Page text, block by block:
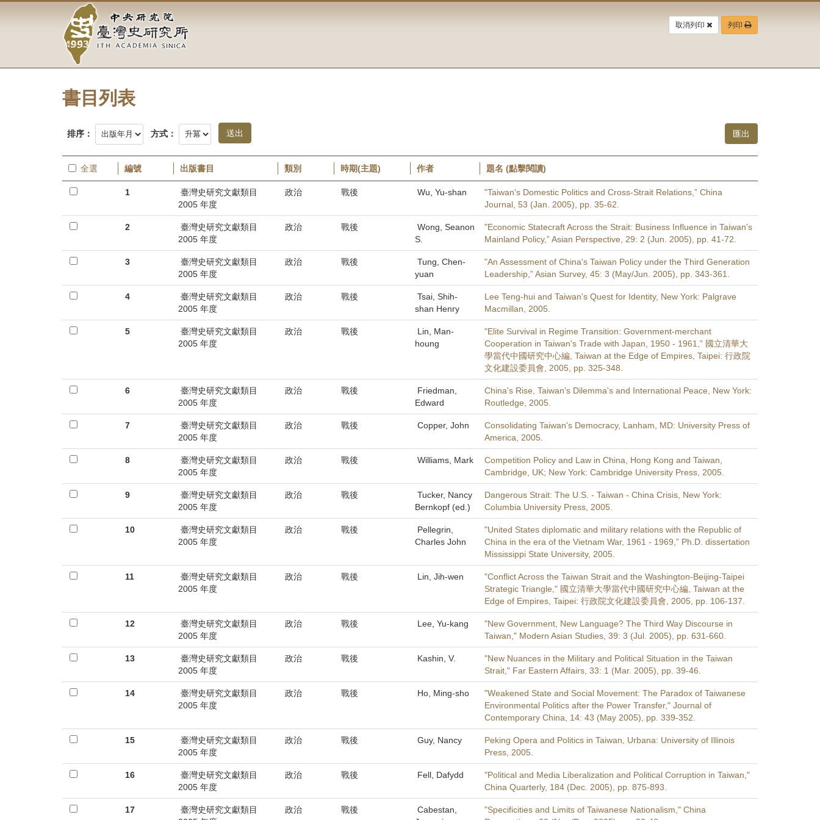
容
中
央
研
究
院-
臺
灣
史
研
究
所-
頁
取消列印 列印
書目列表
排序： 方式：
全選 編號 出版書目 類別 時期(主題) 作者 題名 (點擊閱讀)
1
臺灣史研究文獻類目
2005 年度
政治 戰後 Wu, Yu-shan
"Taiwan's Domestic Politics and Cross-Strait Relations,” China
Journal, 53 (Jan. 2005), pp. 35-62.
2
臺灣史研究文獻類目
2005 年度
政治 戰後
Wong, Seanon
S.
"Economic Statecraft Across the Strait: Business Influence in Taiwan's
Mainland Policy,” Asian Perspective, 29: 2 (Jun. 2005), pp. 41-72.
3
臺灣史研究文獻類目
2005 年度
政治 戰後
Tung, Chen-
yuan
"An Assessment of China's Taiwan Policy under the Third Generation
Leadership,” Asian Survey, 45: 3 (May/Jun. 2005), pp. 343-361.
4
臺灣史研究文獻類目
2005 年度
政治 戰後
Tsai, Shih-
shan Henry
Lee Teng-hui and Taiwan's Quest for Identity, New York: Palgrave
Macmillan, 2005.
5
臺灣史研究文獻類目
2005 年度
政治 戰後
Lin, Man-
houng
"Elite Survival in Regime Transition: Government-merchant
Cooperation in Taiwan's Trade with Japan, 1950 - 1961,” 國立清華大
學當代中國研究中心編, Taiwan at the Edge of Empires, Taipei: 行政院
文化建設委員會, 2005, pp. 325-348.
6
臺灣史研究文獻類目
2005 年度
政治 戰後
Friedman,
Edward
China's Rise, Taiwan's Dilemma's and International Peace, New York:
Routledge, 2005.
7
臺灣史研究文獻類目
2005 年度
政治 戰後 Copper, John
Consolidating Taiwan's Democracy, Lanham, MD: University Press of
America, 2005.
8
臺灣史研究文獻類目
2005 年度
政治 戰後 Williams, Mark
Competition Policy and Law in China, Hong Kong and Taiwan,
Cambridge, UK; New York: Cambridge University Press, 2005.
9
臺灣史研究文獻類目
2005 年度
政治 戰後
Tucker, Nancy
Bernkopf (ed.)
Dangerous Strait: The U.S. - Taiwan - China Crisis, New York:
Columbia University Press, 2005.
10
臺灣史研究文獻類目
2005 年度
政治 戰後
Pellegrin,
Charles John
"United States diplomatic and military relations with the Republic of
China in the era of the Vietnam War, 1961 - 1969,” Ph.D. dissertation
Mississippi State University, 2005.
11
臺灣史研究文獻類目
2005 年度
政治 戰後 Lin, Jih-wen
"Conflict Across the Taiwan Strait and the Washington-Beijing-Taipei
Strategic Triangle," 國立清華大學當代中國研究中心編, Taiwan at the
Edge of Empires, Taipei: 行政院文化建設委員會, 2005, pp. 106-137.
12
臺灣史研究文獻類目
2005 年度
政治 戰後 Lee, Yu-kang
"New Government, New Language? The Third Way Discourse in
Taiwan," Modern Asian Studies, 39: 3 (Jul. 2005), pp. 631-660.
13
臺灣史研究文獻類目
2005 年度
政治 戰後 Kashin, V.
"New Nuances in the Military and Political Situation in the Taiwan
Strait," Far Eastern Affairs, 33: 1 (Mar. 2005), pp. 39-46.
14
臺灣史研究文獻類目
2005 年度
政治 戰後 Ho, Ming-sho
"Weakened State and Social Movement: The Paradox of Taiwanese
Environmental Politics after the Power Transfer," Journal of
Contemporary China, 14: 43 (May 2005), pp. 339-352.
15
臺灣史研究文獻類目
2005 年度
政治 戰後 Guy, Nancy
Peking Opera and Politics in Taiwan, Urbana: University of Illinois
Press, 2005.
16
臺灣史研究文獻類目
2005 年度
政治 戰後 Fell, Dafydd
"Political and Media Liberalization and Political Corruption in Taiwan,"
China Quarterly, 184 (Dec. 2005), pp. 875-893.
17
臺灣史研究文獻類目
政治 戰後
Cabestan,
"Specificities and Limits of Taiwanese Nationalism," China